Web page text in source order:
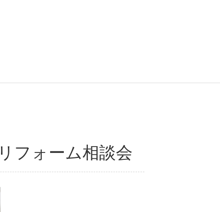
フォーム相談会